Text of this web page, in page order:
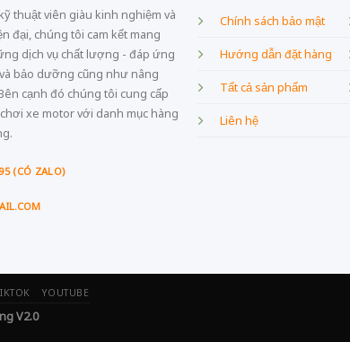
thuật viên giàu kinh nghiệm và
đại, chúng tôi cam kết mang
dịch vụ chất lượng - đáp ứng
bảo dưỡng cũng như nâng
cạnh đó chúng tôi cung cấp
xe motor với danh mục hàng
(CÓ ZALO)
Chính sách bảo mật
Hướng dẫn đặt hàng
Tất cả sản phẩm
Liên hệ
YOUTUBE
V2.0